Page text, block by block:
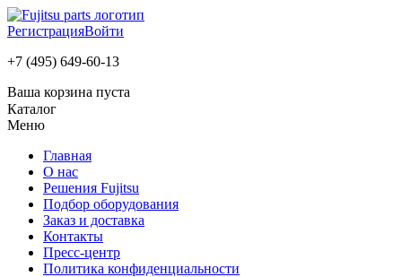
РегистрацияВойти
+7 (495) 649-60-13
Ваша корзина пуста
Каталог
Меню
Главная
О нас
Решения Fujitsu
Подбор оборудования
Заказ и доставка
Контакты
Пресс-центр
Политика конфиденциальности